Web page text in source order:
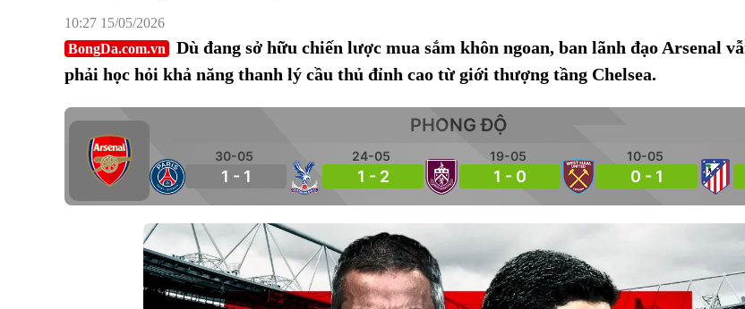
10:27 15/05/2026
BongDa.com.vn
Dù đang sở hữu chiến lược mua sắm khôn ngoan, ban lãnh đạo Arsenal
phải học hỏi khả năng thanh lý cầu thủ đỉnh cao từ giới thượng tầng Chelsea.
PHONG ĐỘ
30-05
1 - 1
24-05
1 - 2
19-05
1 - 0
10-05
0 - 1